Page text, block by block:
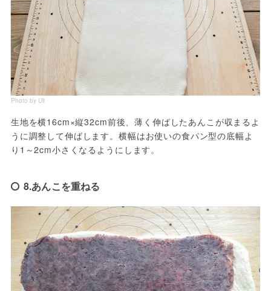
Photo by Uli
生地を横16cm×縦32cm前後、薄く伸ばしたあんこが収まるよ
うに調整して伸ばします。横幅はお使いの食パン型の底幅よ
り1～2cm小さくなるようにします。
8.あんこを重ねる